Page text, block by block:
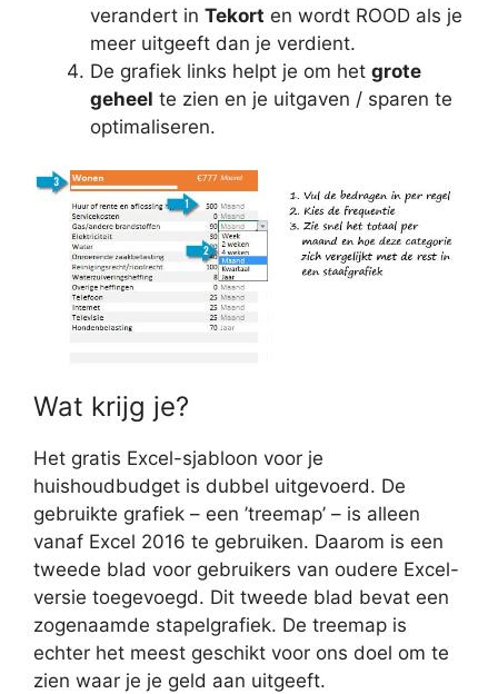
verandert in Tekort en wordt ROOD als je
meer uitgeeft dan je verdient.
De grafiek links helpt je om het grote
geheel te zien en je uitgaven / sparen te
optimaliseren.
Wat krijg je?
Het gratis Excel-sjabloon voor je
huishoudbudget is dubbel uitgevoerd. De
gebruikte grafiek – een ’treemap’ – is alleen
vanaf Excel 2016 te gebruiken. Daarom is een
tweede blad voor gebruikers van oudere Excel-
versie toegevoegd. Dit tweede blad bevat een
zogenaamde stapelgrafiek. De treemap is
echter het meest geschikt voor ons doel om te
zien waar je je geld aan uitgeeft.